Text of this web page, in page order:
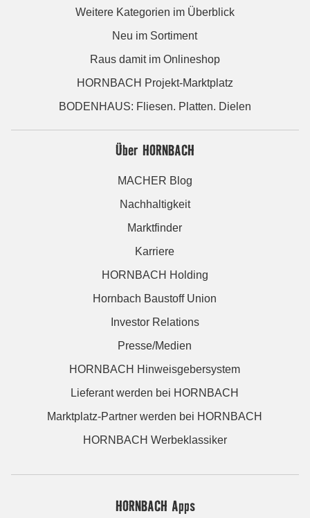
Weitere Kategorien im Überblick
Neu im Sortiment
Raus damit im Onlineshop
HORNBACH Projekt-Marktplatz
BODENHAUS: Fliesen. Platten. Dielen
Über HORNBACH
MACHER Blog
Nachhaltigkeit
Marktfinder
Karriere
HORNBACH Holding
Hornbach Baustoff Union
Investor Relations
Presse/Medien
HORNBACH Hinweisgebersystem
Lieferant werden bei HORNBACH
Marktplatz-Partner werden bei HORNBACH
HORNBACH Werbeklassiker
HORNBACH Apps